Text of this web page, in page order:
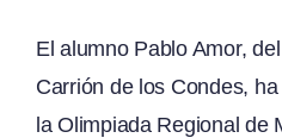
El alumno Pablo Amor,
Carrión de los Condes,
la Olimpiada Regional de